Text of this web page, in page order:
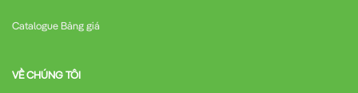
Catalogue Bảng giá
VỀ CHÚNG TÔI